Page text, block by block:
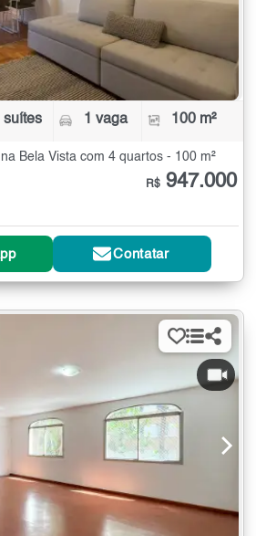
suítes 1 vaga 100 m²
Bela Vista com 4 quartos - 100 m²
R$ 947.000
Contatar